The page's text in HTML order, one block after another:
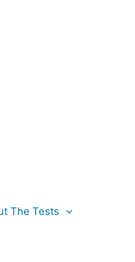
The Tests